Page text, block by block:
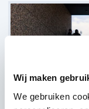
Wij maken
We gebruiken